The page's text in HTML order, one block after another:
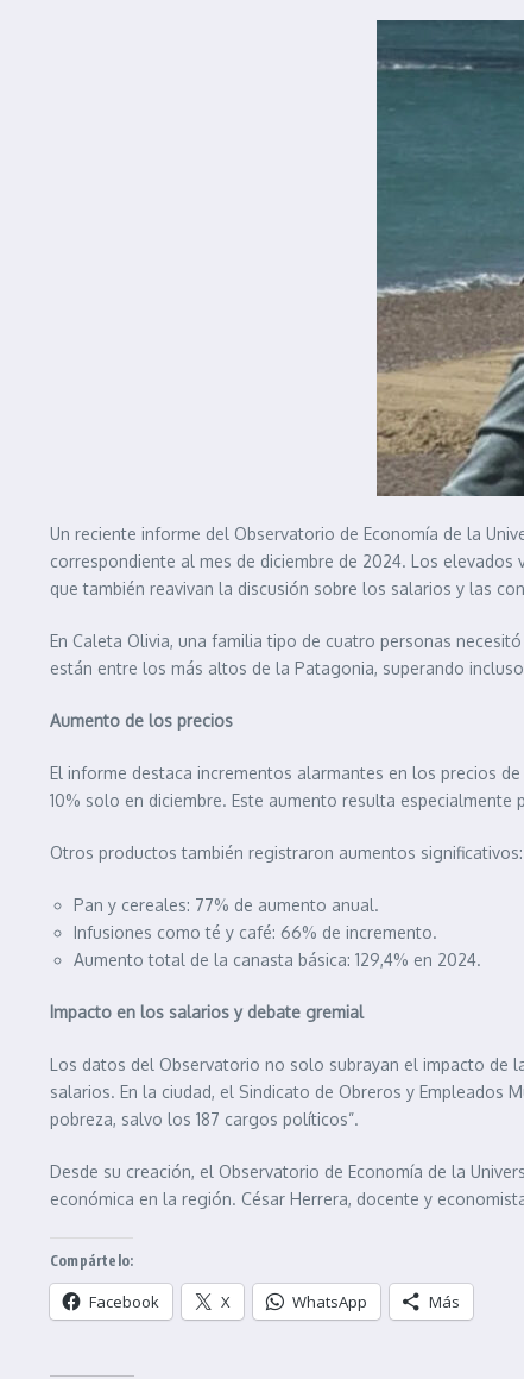
Un reciente informe del Observatorio de Economía de la
correspondiente al mes de diciembre de 2024. Los
que también reavivan la discusión sobre los salarios y las
En Caleta Olivia, una familia tipo de cuatro personas
están entre los más altos de la Patagonia, superando
Aumento de los precios
El informe destaca incrementos alarmantes en los precios
10% solo en diciembre. Este aumento resulta
Otros productos también registraron aumentos significativos:
Pan y cereales: 77% de aumento anual.
Infusiones como té y café: 66% de incremento.
Aumento total de la canasta básica: 129,4% en 2024.
Impacto en los salarios y debate gremial
Los datos del Observatorio no solo subrayan el impacto de
salarios. En la ciudad, el Sindicato de Obreros y Empleados
pobreza, salvo los 187 cargos políticos”.
Desde su creación, el Observatorio de Economía de la
económica en la región. César Herrera, docente y
Compártelo:
Facebook X WhatsApp Más